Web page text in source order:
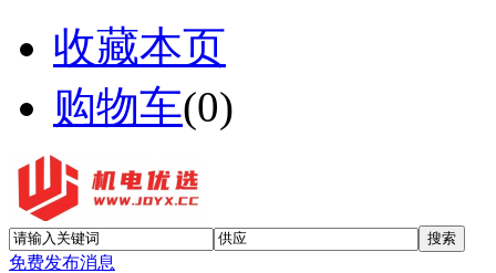
收藏本页
购物车(0)
免费发布消息